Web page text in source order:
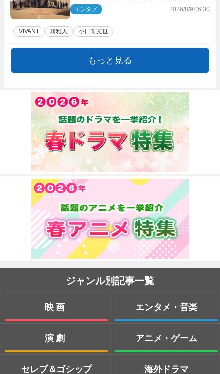
エンタメ 2026/8/9 06:30
VIVANT 堺雅人 小日向文世
もっと見る
ジャンル別記事一覧
映画
演劇
セレブ＆ゴシップ
エンタメ・音楽
アニメ・ゲーム
海外ドラマ